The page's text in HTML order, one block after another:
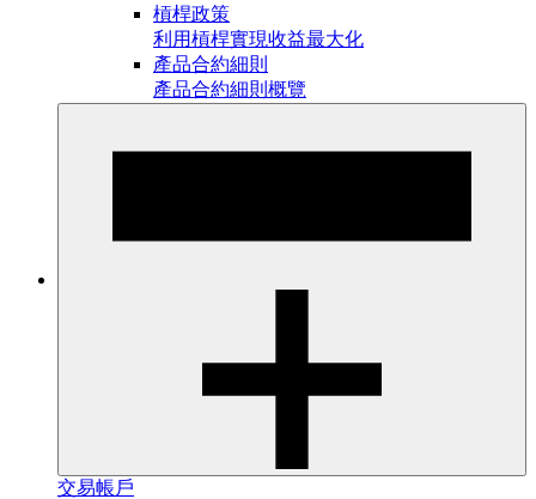
槓桿政策
利用槓桿實現收益最大化
產品合約細則
產品合約細則概覽
交易帳戶